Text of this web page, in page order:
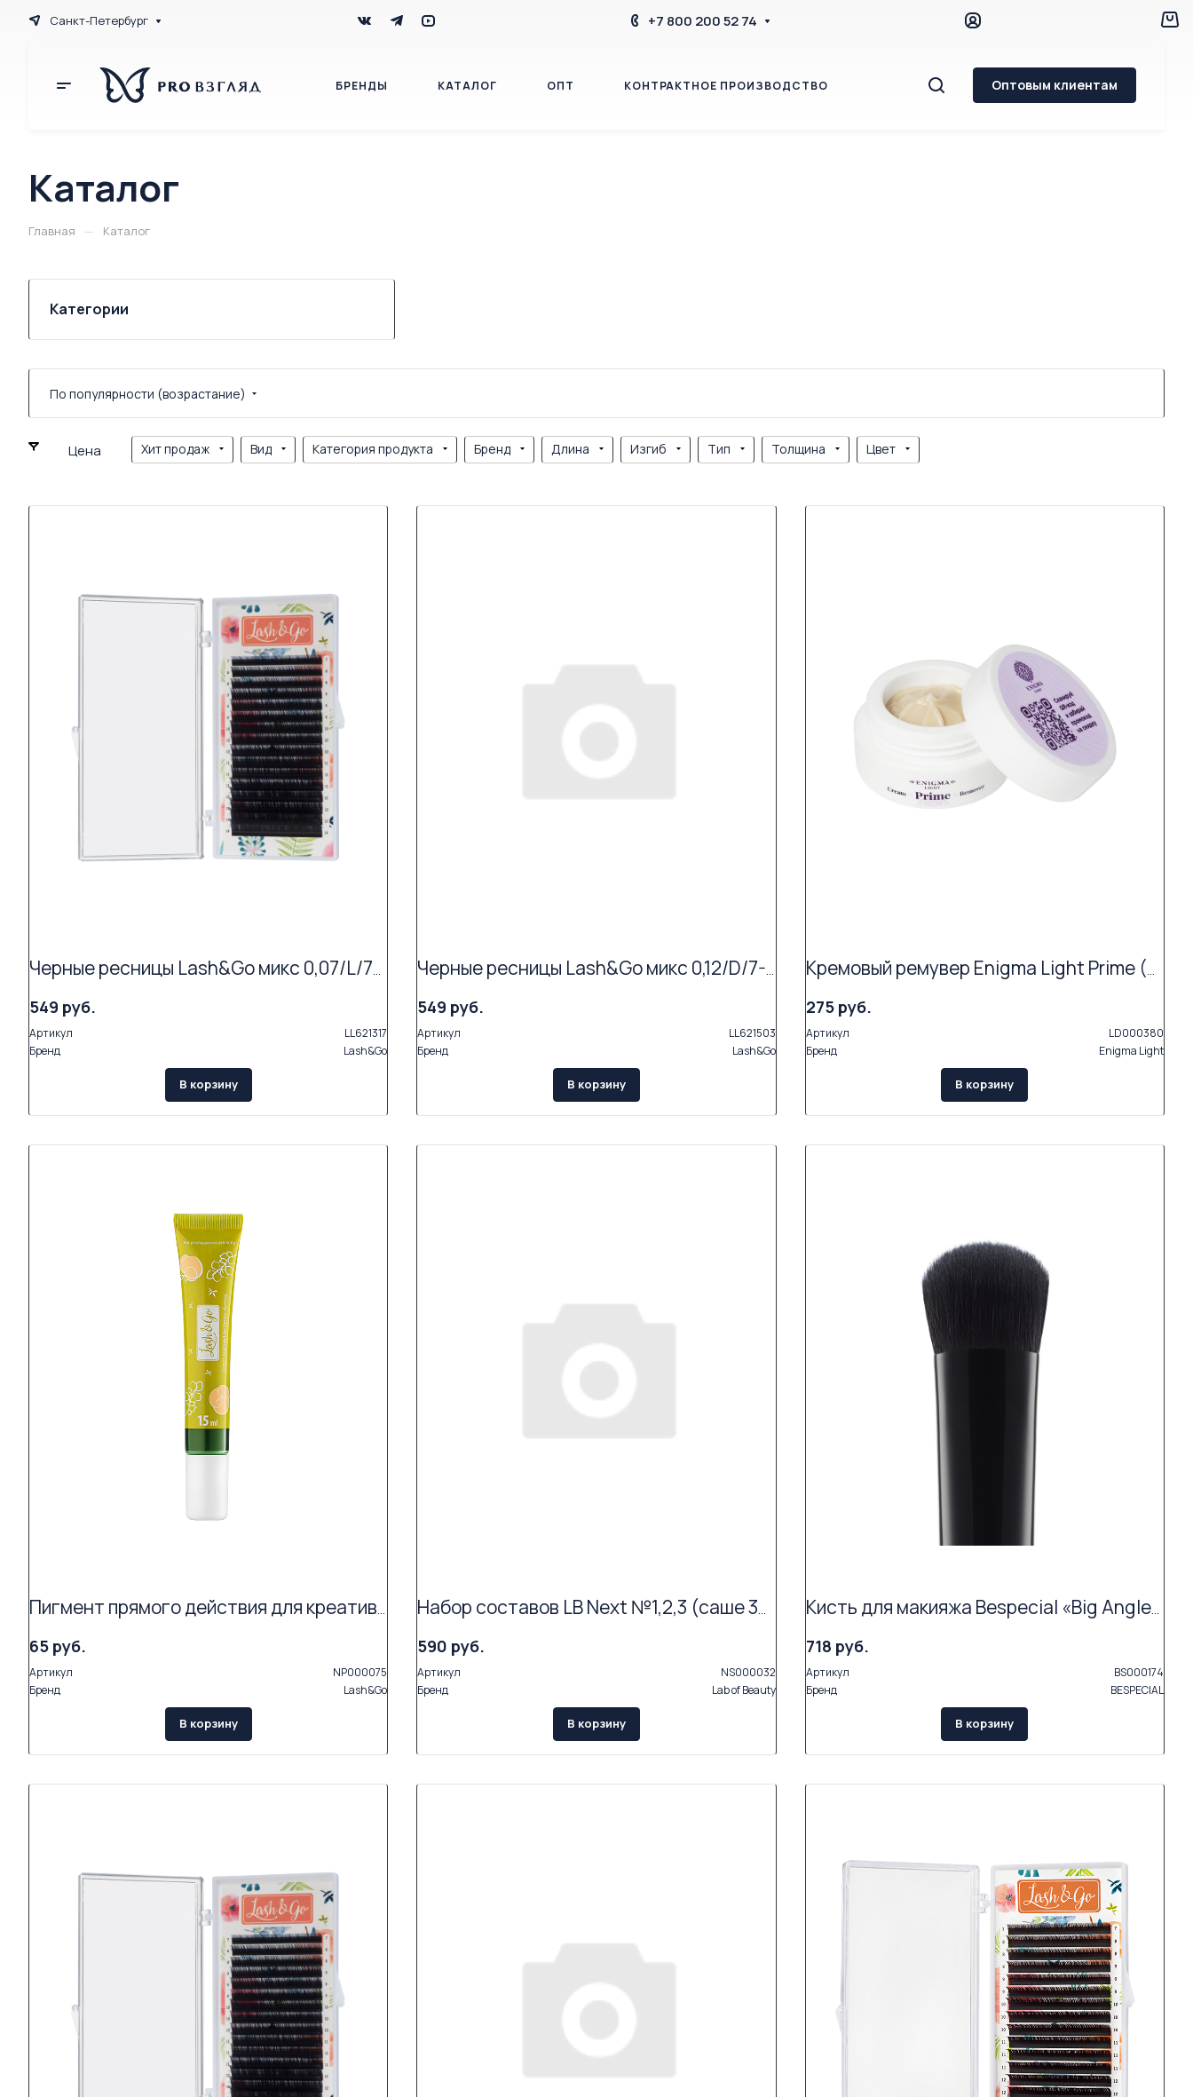
Санкт-Петербург +7 800 200 52 74
БРЕНДЫ КАТАЛОГ ОПТ КОНТРАКТНОЕ ПРОИЗВОДСТВО Оптовым клиентам
Каталог
Главная — Каталог
Категории
По популярности (возрастание)
Цена Хит продаж Вид Категория продукта Бренд Длина Изгиб Тип Толщина Цвет
Черные ресницы Lash&Go микс 0,07/L/7-14 mm new (16 линий)
549 руб.
Артикул
LL621317
Бренд
Lash&Go
В корзину
Черные ресницы Lash&Go микс 0,12/D/7-14 mm (16 линий)
549 руб.
Артикул
LL621503
Бренд
Lash&Go
В корзину
Кремовый ремувер Enigma Light Prime (5 гр)
275 руб.
Артикул
LD000380
Бренд
Enigma Light
В корзину
Пигмент прямого действия для креативного окрашивания Lash&Go (цвет LIME) АКЦИЯ (Exp.05.26)
65 руб.
Артикул
NP000075
Бренд
Lash&Go
В корзину
Набор составов LB Next №1,2,3 (саше 3х1,5мл)
590 руб.
Артикул
NS000032
Бренд
Lab of Beauty
В корзину
Кисть для макияжа Bespecial «Big Angled Brush 07»
718 руб.
Артикул
BS000174
Бренд
BESPECIAL
В корзину